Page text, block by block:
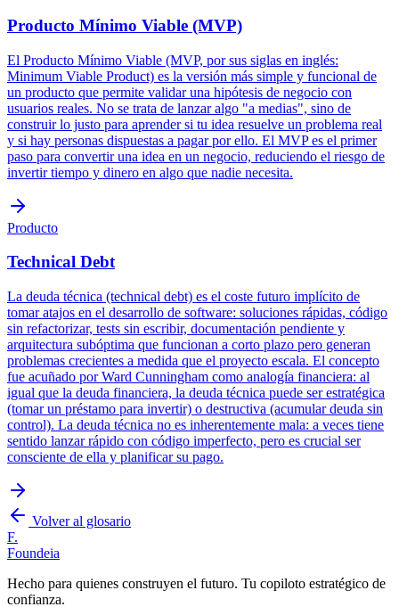
Producto Mínimo Viable (MVP)
El Producto Mínimo Viable (MVP, por sus siglas en inglés:
Minimum Viable Product) es la versión más simple y funcional de
un producto que permite validar una hipótesis de negocio con
usuarios reales. No se trata de lanzar algo "a medias", sino de
construir lo justo para aprender si tu idea resuelve un problema real
y si hay personas dispuestas a pagar por ello. El MVP es el primer
paso para convertir una idea en un negocio, reduciendo el riesgo de
invertir tiempo y dinero en algo que nadie necesita.
Producto
Technical Debt
La deuda técnica (technical debt) es el coste futuro implícito de
tomar atajos en el desarrollo de software: soluciones rápidas, código
sin refactorizar, tests sin escribir, documentación pendiente y
arquitectura subóptima que funcionan a corto plazo pero generan
problemas crecientes a medida que el proyecto escala. El concepto
fue acuñado por Ward Cunningham como analogía financiera: al
igual que la deuda financiera, la deuda técnica puede ser estratégica
(tomar un préstamo para invertir) o destructiva (acumular deuda sin
control). La deuda técnica no es inherentemente mala: a veces tiene
sentido lanzar rápido con código imperfecto, pero es crucial ser
consciente de ella y planificar su pago.
Volver al glosario
F.
Foundeia
Hecho para quienes construyen el futuro. Tu copiloto estratégico de
confianza.